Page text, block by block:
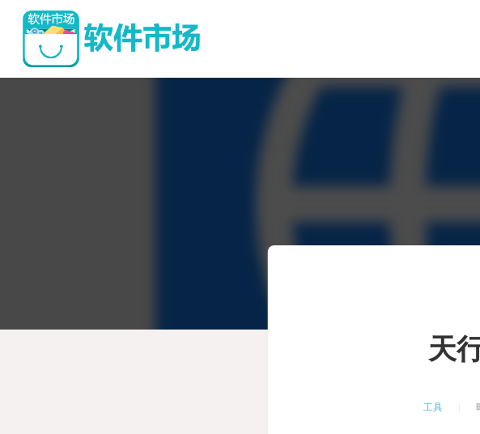
天
工具